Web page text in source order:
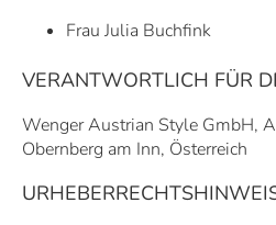
Frau Julia Buchfink
VERANTWORTLICH FÜR
Wenger Austrian Style GmbH,
Obernberg am Inn, Österreich